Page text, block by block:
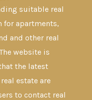
suitable real
for apartments,
and other real
website is
the latest
estate are
to contact real